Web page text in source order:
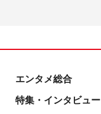
エンタメ総合
特集・インタビュー